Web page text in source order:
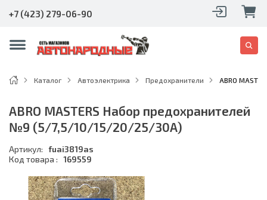
+7 (423) 279-06-90
Каталог Автоэлектрика Предохранители ABRO
ABRO MASTERS Набор предохранителей
№9 (5/7,5/10/15/20/25/30А)
Артикул: fuai3819as
Код товара : 169559